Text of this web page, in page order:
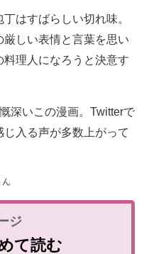
はすばらしい切れ味。
しい表情と言葉を思い
理人になろうと決意す
深いこの漫画。Twitterで
入る声が多数上がって
ん
て読む